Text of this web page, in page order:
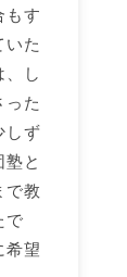
もす
いた
、し
った
しず
と
で教
で
希望